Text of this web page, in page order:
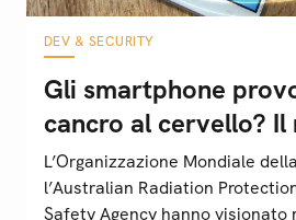
DEV & SECURITY
Gli smartphone
cancro al cervello?
L’Organizzazione Mondiale
l’Australian Radiation
Safety Agency hanno visionato